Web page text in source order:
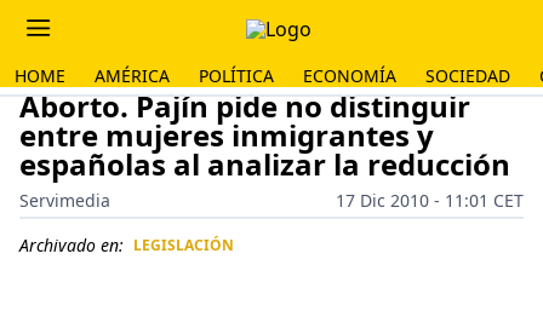
HOME AMÉRICA POLÍTICA ECONOMÍA SOCIEDAD
Aborto. Pajín pide no distinguir
entre mujeres inmigrantes y
españolas al analizar la reducción
Servimedia
17 Dic 2010 - 11:01 CET
Archivado en: LEGISLACIÓN